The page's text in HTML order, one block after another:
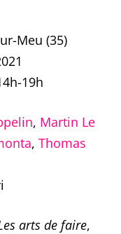
Meu (35)
19h
, Martin Le
,Thomas
arts de faire,